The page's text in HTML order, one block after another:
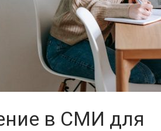
в СМИ для